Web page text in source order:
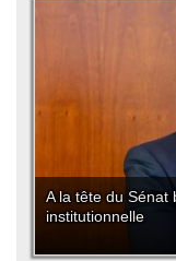
A la tête du Sénat
institutionnelle